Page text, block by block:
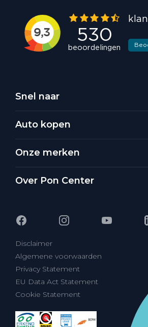
Snel naar
Auto kopen
Onze merken
Over Pon Center
Disclaimer
Algemene voorwaarden
Privacy Statement
EU Data Act Statement
Cookie Statement